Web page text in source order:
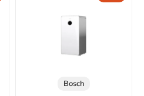
Bosch